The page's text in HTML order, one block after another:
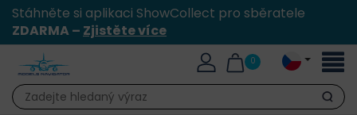
Stáhněte si aplikaci ShowCollect pro sběratele
ZDARMA – Zjistěte více
0
Hledat